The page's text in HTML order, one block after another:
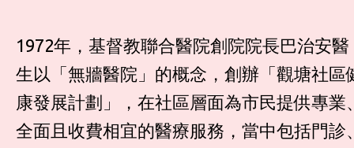
1972年，基督教聯合醫院創院院長巴治安醫
生以「無牆醫院」的概念，創辦「觀塘社區
康發展計劃」，在社區層面為市民提供專業
全面且收費相宜的醫療服務，當中包括門診